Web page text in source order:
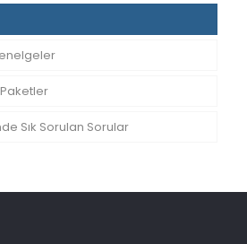
Sık Sorulan Sorular